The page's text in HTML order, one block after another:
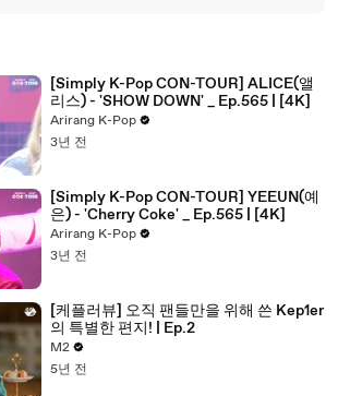
[Simply K-Pop CON-TOUR] ALICE(앨
리스) - 'SHOW DOWN' _ Ep.565 | [4K]
Arirang K-Pop
3년 전
[Simply K-Pop CON-TOUR] YEEUN(예
은) - 'Cherry Coke' _ Ep.565 | [4K]
Arirang K-Pop
3년 전
[케플러뷰] 오직 팬들만을 위해 쓴 Kep1er
의 특별한 편지! | Ep.2
M2
5년 전